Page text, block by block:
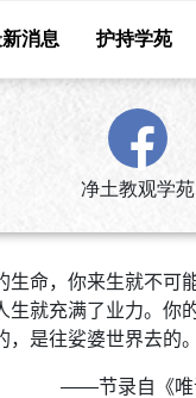
消息 护持学苑
净土教观学苑
生命，你来生就不可
生就充满了业力。你
是往娑婆世界去的。
——节录自《唯